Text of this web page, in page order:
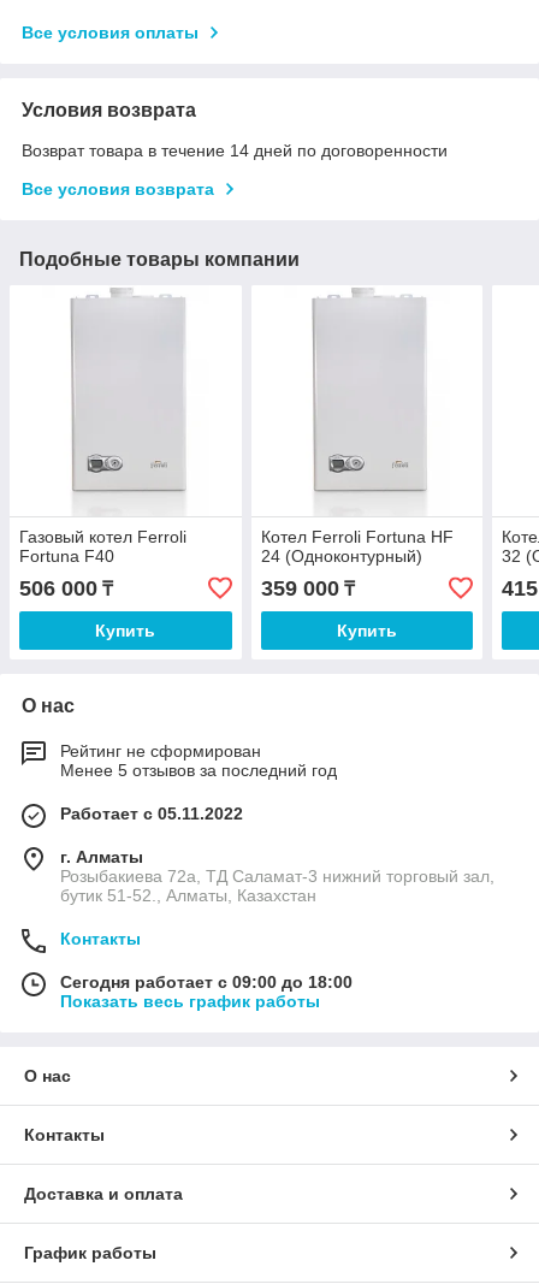
Все условия оплаты
Условия возврата
Возврат товара в течение 14 дней по договоренности
Все условия возврата
Подобные товары компании
Газовый котел Ferroli
Fortuna F40
506 000 ₸
Купить
Котел Ferroli Fortuna HF
24 (Одноконтурный)
359 000₸
Купить
32
О нас
Рейтинг не сформирован
Менее 5 отзывов за последний год
Работает с 05.11.2022
г. Алматы
Розыбакиева 72а, ТД Саламат-3 нижний торговый зал,
бутик 51-52., Алматы, Казахстан
Контакты
Сегодня работает с 09:00 до 18:00
Показать весь график работы
О нас
Контакты
Доставка и оплата
График работы